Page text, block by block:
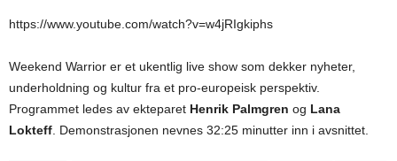
https://www.youtube.com/watch?v=w4jRIgkiphs
Weekend Warrior er et ukentlig live show som dekker nyheter,
underholdning og kultur fra et pro-europeisk perspektiv.
Programmet ledes av ekteparet Henrik Palmgren og Lana
Lokteff . Demonstrasjonen nevnes 32:25 minutter inn i avsnittet.